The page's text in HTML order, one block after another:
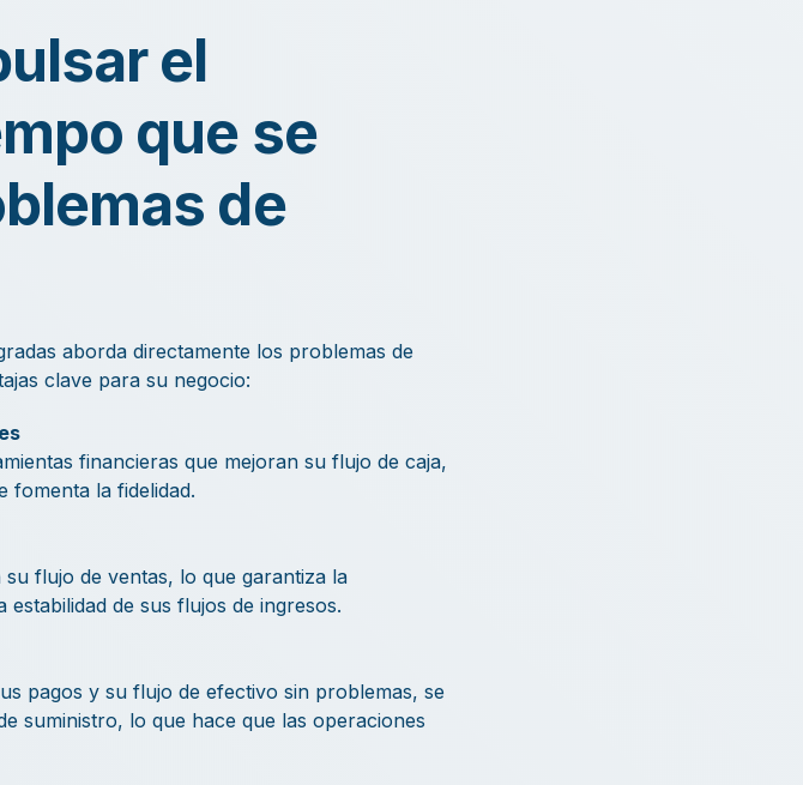
el
que se
de
aborda directamente los problemas de
clave para su negocio:
financieras que mejoran su flujo de caja,
fomenta la fidelidad.
flujo de ventas, lo que garantiza la
de sus flujos de ingresos.
pagos y su flujo de efectivo sin problemas, se
suministro, lo que hace que las operaciones